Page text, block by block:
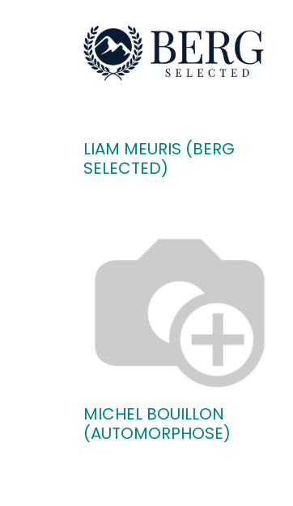
LIAM MEURIS (BERG
SELECTED)
MICHEL BOUILLON
(AUTOMORPHOSE)